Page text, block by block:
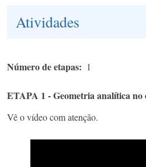
Atividades
Número de etapas 1
ETAPA 1 - Geometria analítica no
Vê o vídeo com atenção.